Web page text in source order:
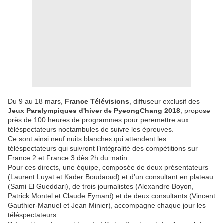
Du 9 au 18 mars, France Télévisions , diffuseur exclusif des
Jeux Paralympiques d'hiver de PyeongChang 2018 , propose
près de 100 heures de programmes pour peremettre aux
téléspectateurs noctambules de suivre les épreuves.
Ce sont ainsi neuf nuits blanches qui attendent les
téléspectateurs qui suivront l’intégralité des compétitions sur
France 2 et France 3 dès 2h du matin.
Pour ces directs, une équipe, composée de deux présentateurs
(Laurent Luyat et Kader Boudaoud) et d’un consultant en plateau
(Sami El Gueddari), de trois journalistes (Alexandre Boyon,
Patrick Montel et Claude Eymard) et de deux consultants (Vincent
Gauthier-Manuel et Jean Minier), accompagne chaque jour les
téléspectateurs.